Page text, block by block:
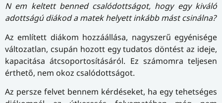
N em keltett benned csalódottságot, hogy egy kiváló
adottságú diákod a matek helyett inkább mást csinálna?
Az említett diákom hozzáállása, nagyszerű egyénisége
változatlan, csupán hozott egy tudatos döntést az ideje,
kapacitása átcsoportosításáról. Ez számomra teljesen
érthető, nem okoz csalódottságot.
Az persze felvet bennem kérdéseket, ha egy tehetséges